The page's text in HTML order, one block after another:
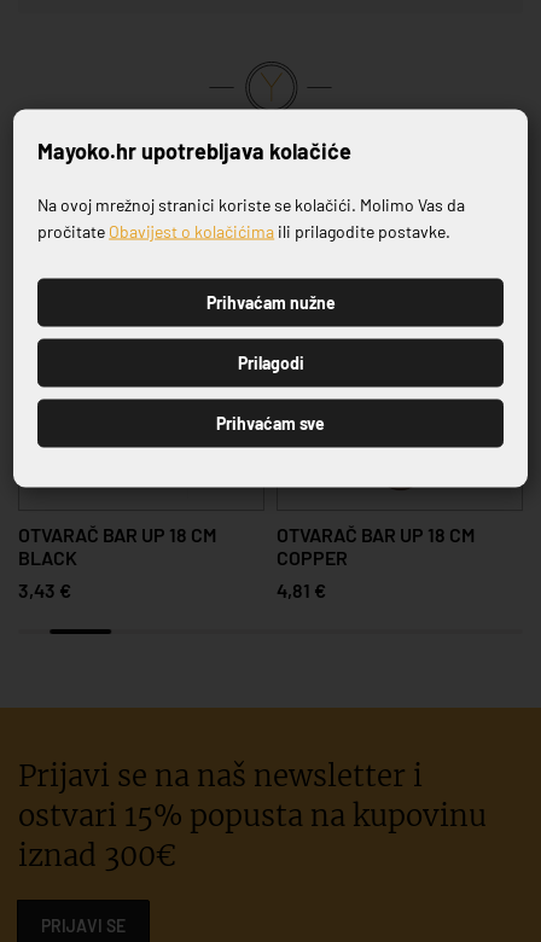
Povezani proizvodi
OTVARAČ BAR UP 18 CM
BLACK
3,43 €
OTVARAČ BAR UP 18 CM
COPPER
4,81 €
Prijavi se na naš newsletter i
ostvari 15% popusta na kupovinu
iznad 300€
PRIJAVI SE
Prijavite se na naš newsletter
PRIJAVI SE
Mayoko.hr upotrebljava kolačiće
Na ovoj mrežnoj stranici koriste se kolačići. Molimo Vas da
pročitate Obavijest o kolačićima ili prilagodite postavke.
Prihvaćam nužne
Prilagodi
Prihvaćam sve